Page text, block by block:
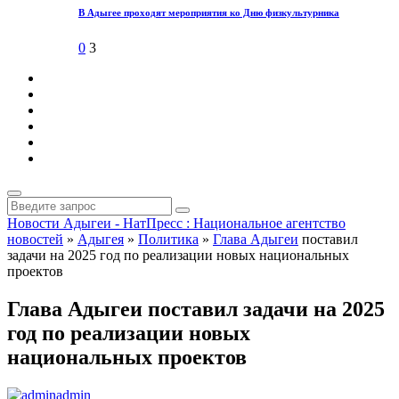
В Адыгее проходят мероприятия ко Дню физкультурника
0 3
Новости Адыгеи - НатПресс : Национальное агентство
новостей » Адыгея » Политика » Глава Адыгеи поставил
задачи на 2025 год по реализации новых национальных
проектов
Глава Адыгеи поставил задачи на 2025
год по реализации новых
национальных проектов
admin